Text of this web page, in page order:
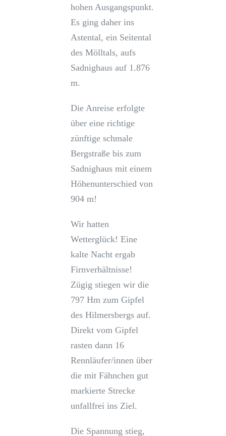
hohen Ausgangspunkt.
Es ging daher ins
Astental, ein Seitental
des Mölltals, aufs
Sadnighaus auf 1.876
m.
Die Anreise erfolgte
über eine richtige
zünftige schmale
Bergstraße bis zum
Sadnighaus mit einem
Höhenunterschied von
904 m!
Wir hatten
Wetterglück! Eine
kalte Nacht ergab
Firnverhältnisse!
Zügig stiegen wir die
797 Hm zum Gipfel
des Hilmersbergs auf.
Direkt vom Gipfel
rasten dann 16
Rennläufer/innen über
die mit Fähnchen gut
markierte Strecke
unfallfrei ins Ziel.
Die Spannung stieg,